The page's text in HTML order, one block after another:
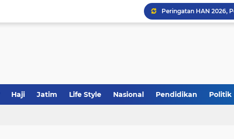
Sinergi Fiskal Moneter:
JakOne Mobile Antar
Haji Jatim Life Style Nasional Pendidikan Politik